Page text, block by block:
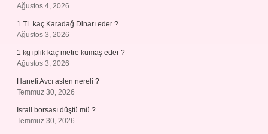
Ağustos 4, 2026
1 TL kaç Karadağ Dinarı eder ?
Ağustos 3, 2026
1 kg iplik kaç metre kumaş eder ?
Ağustos 3, 2026
Hanefi Avcı aslen nereli ?
Temmuz 30, 2026
İsrail borsası düştü mü ?
Temmuz 30, 2026